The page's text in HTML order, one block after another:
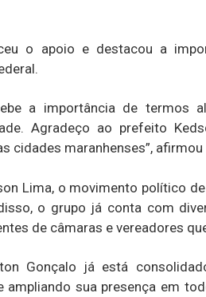
o apoio e destacou a
a importância de termos
Agradeço ao prefeito
cidades maranhenses”,
Lima, o movimento político
o grupo já conta com
de câmaras e vereadores
Gonçalo já está
ampliando sua presença em